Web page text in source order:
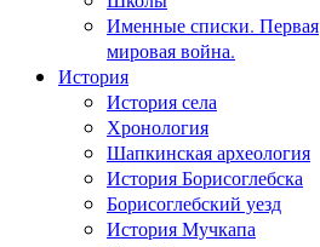
Именные списки. Первая
мировая война.
История
История села
Хронология
Шапкинская археология
История Борисоглебска
Борисоглебский уезд
История Мучкапа